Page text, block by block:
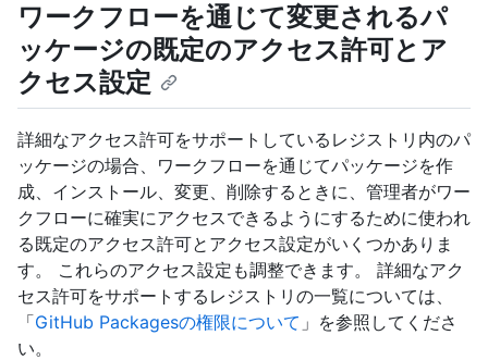
ワークフローを通じて変更されるパ
ッケージの既定のアクセス許可とア
クセス設定
詳細なアクセス許可をサポートしているレジストリ内のパ
ッケージの場合、ワークフローを通じてパッケージを作
成、インストール、変更、削除するときに、管理者がワー
クフローに確実にアクセスできるようにするために使われ
る既定のアクセス許可とアクセス設定がいくつかありま
す。 これらのアクセス設定も調整できます。 詳細なアク
セス許可をサポートするレジストリの一覧については、
「GitHub Packagesの権限について 」を参照してくださ
い。